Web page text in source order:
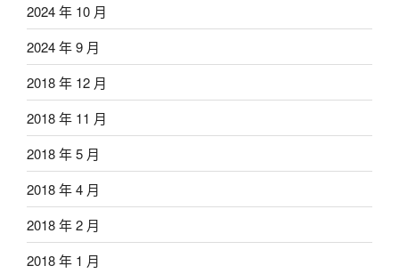
2024 年 10 月
2024 年 9 月
2018 年 12 月
2018 年 11 月
2018 年 5 月
2018 年 4 月
2018 年 2 月
2018 年 1 月